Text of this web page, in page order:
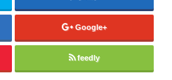
Google+
feedly